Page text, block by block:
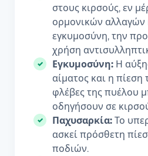
στους κιρσούς, εν
ορμονικών αλλαγών
εγκυμοσύνη, την
χρήση
Εγκυμοσύνη: Η
αίματος και η πίεση
φλέβες της πυέλου
οδηγήσουν σε
Παχυσαρκία: Το
ασκεί πρόσθετη
ποδιών.